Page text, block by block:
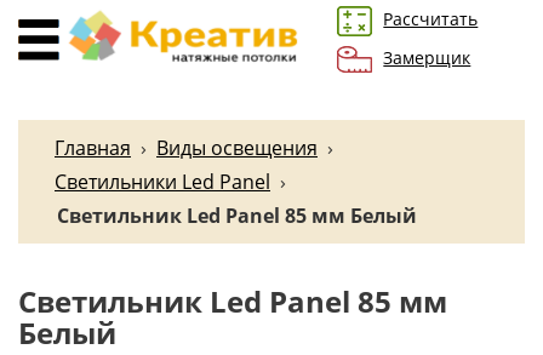
Рассчитать
Замерщик
Главная › Виды освещения ›
Светильники Led Panel ›
Светильник Led Panel 85 мм Белый
Светильник Led Panel 85 мм
Белый